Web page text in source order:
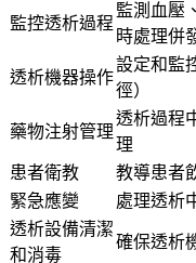
監控透析過程
監測血壓
時處理併
透析機器操作
設定和監
徑）
藥物注射管理
透析過程
理
患者衛教
教導患者
緊急應變
處理透析
透析設備清潔
和消毒
確保透析